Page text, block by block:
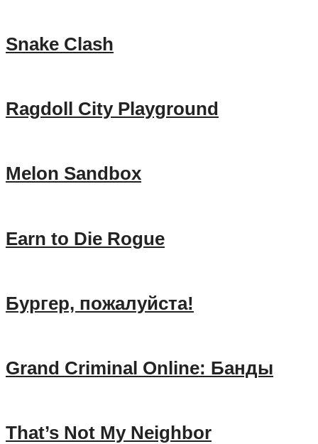
Snake Clash
Ragdoll City Playground
Melon Sandbox
Earn to Die Rogue
Бургер, пожалуйста!
Grand Criminal Online: Банды
That’s Not My Neighbor